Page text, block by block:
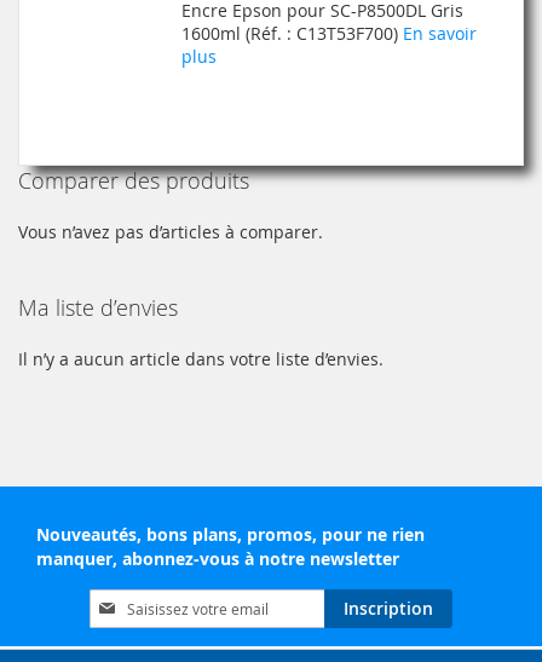
MA
COMPARATEUR
Encre Epson pour SC-P8500DL Gris
1600ml (Réf. : C13T53F700) En savoir
plus
Comparer des produits
Vous n’avez pas d’articles à comparer.
Ma liste d’envies
Il n’y a aucun article dans votre liste d’envies.
Nouveautés, bons plans, promos, pour ne rien
manquer, abonnez-vous à notre newsletter
Inscription
à
notre
Inscription